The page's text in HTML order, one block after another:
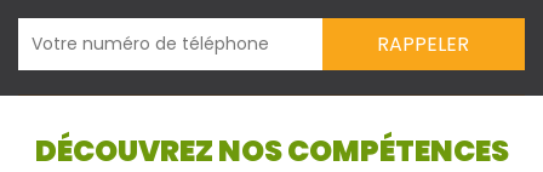
DÉCOUVREZ NOS COMPÉTENCES